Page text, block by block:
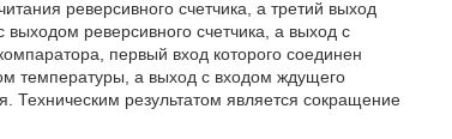
реверсивного счетчика, а третий выход
реверсивного счетчика, а выход с
первый вход которого соединен
температуры, а выход с входом ждущего
Техническим результатом является сокращение